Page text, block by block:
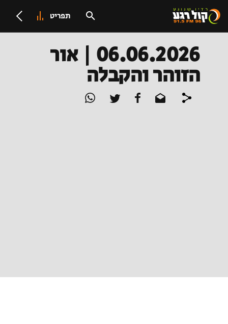
תפריט
06.06.2026 | אור
הזוהר והקבלה